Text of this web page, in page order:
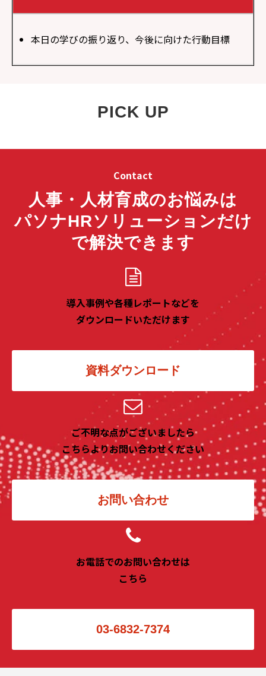
本日の学びの振り返り、今後に向けた行動目標
PICK UP
Contact
人事・人材育成のお悩みは
パソナHRソリューションだけ
で解決できます
導入事例や各種レポートなどを
ダウンロードいただけます
資料ダウンロード
ご不明な点がございましたら
こちらよりお問い合わせください
お問い合わせ
お電話でのお問い合わせは
こちら
03-6832-7374